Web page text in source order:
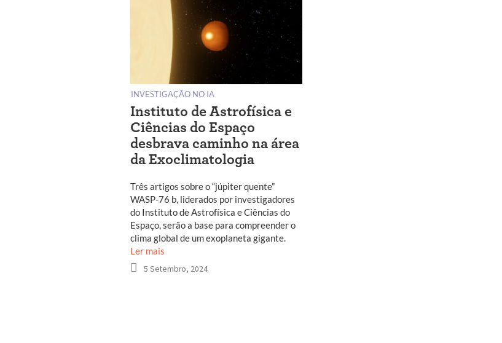
INVESTIGAÇÃO NO IA
Instituto de Astrofísica e
Ciências do Espaço
desbrava caminho na área
da Exoclimatologia
Três artigos sobre o “júpiter quente”
WASP-76 b, liderados por investigadores
do Instituto de Astrofísica e Ciências do
Espaço, serão a base para compreender o
clima global de um exoplaneta gigante.
Ler mais
5 Setembro, 2024